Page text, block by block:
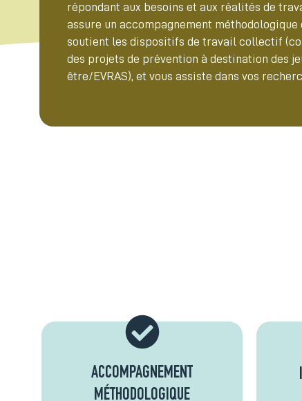
répondant aux besoins et aux réalités de
assure un accompagnement
soutient les dispositifs de travail collectif
des projets de prévention à destination des
être/EVRAS), et vous assiste dans vos
ACCOMPAGNEMENT
MÉTHODOLOGIQUE